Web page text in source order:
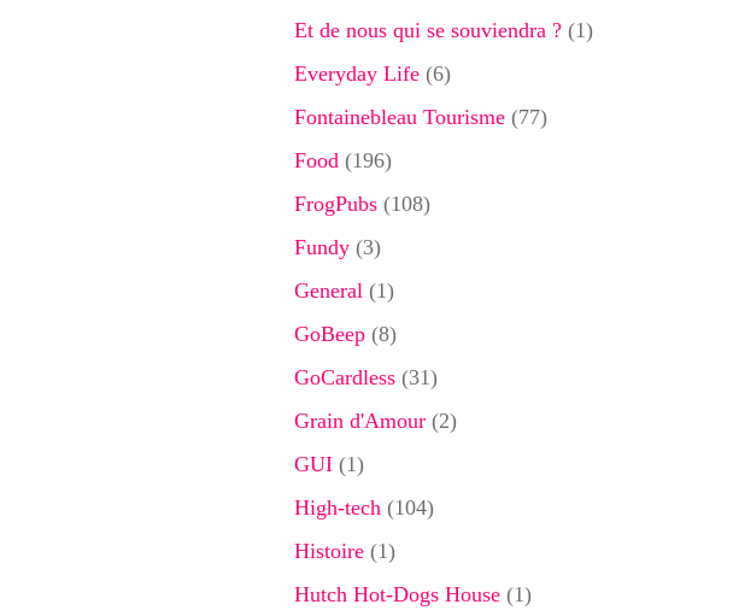
Et de nous qui se souviendra ?(1)
Everyday Life(6)
Fontainebleau Tourisme(77)
Food(196)
FrogPubs(108)
Fundy(3)
General(1)
GoBeep(8)
GoCardless(31)
Grain d'Amour(2)
GUI(1)
High-tech(104)
Histoire(1)
Hutch Hot-Dogs House(1)